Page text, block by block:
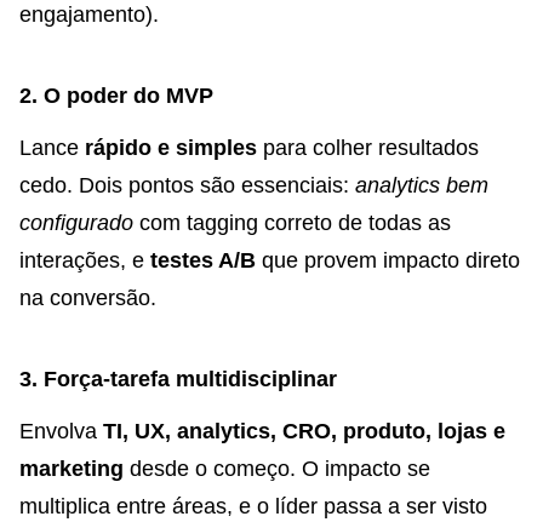
engajamento).
2. O poder do MVP
Lance rápido e simples para colher resultados
cedo. Dois pontos são essenciais: analytics bem
configurado com tagging correto de todas as
interações, e testes A/B que provem impacto direto
na conversão.
3. Força-tarefa multidisciplinar
Envolva TI, UX, analytics, CRO, produto, lojas e
marketing desde o começo. O impacto se
multiplica entre áreas, e o líder passa a ser visto